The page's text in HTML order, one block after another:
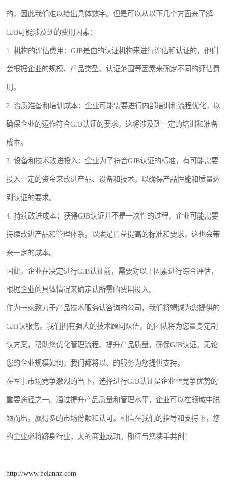
的，因此我们难以给出具体数字。但是可以从以下几个方面来了解
GJB可能涉及到的费用因素：
1. 机构的评估费用：GJB是由的认证机构来进行评估和认证的，他们
会根据企业的规模、产品类型、认证范围等因素来确定不同的评估费
用。
2. 资质准备和培训成本：企业可能需要进行内部培训和流程优化，以
确保企业的运作符合GJB认证的要求，这将涉及到一定的培训和准备
成本。
3. 设备和技术改进投入：企业为了符合GJB认证的标准，有可能需要
投入一定的资金来改进产品、设备和技术，以确保产品性能和质量达
到认证的要求。
4. 持续改进成本：获得GJB认证并不是一次性的过程，企业可能需要
持续改进产品和管理体系，以满足日益提高的标准和要求，这也会带
来一定的成本。
因此，企业在决定进行GJB认证前，需要对以上因素进行综合评估，
根据企业的具体情况来确定认所需的费用投入。
作为一家致力于产品技术服务认咨询的公司，我们将竭诚为您提供的
GJB认服务。我们拥有强大的技术顾问队伍，的团队将为您量身定制
认方案，帮助您优化管理流程、提升产品质量，确保GJB认证。无论
您的企业规模如何，我们都将以、的服务为您提供支持。
在军事市场竞争激烈的当下，选择进行GJB认证是企业**竞争优势的
重要途径之一。通过提升产品质量和管理水平，企业可以在领域中脱
颖而出，赢得多的市场份额和认可。相信在我们的指导和支持下，您
的企业必将跻身行业，大的商业成功。期待与您携手共创！
http://www.heianhz.com